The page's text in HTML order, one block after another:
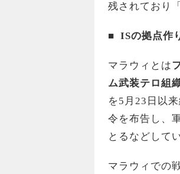
残されており「
■ ISの拠点作
マラウィとは
ム武装テロ組
を5月23日以
令を布告し、
とるなどして
マラウィでの